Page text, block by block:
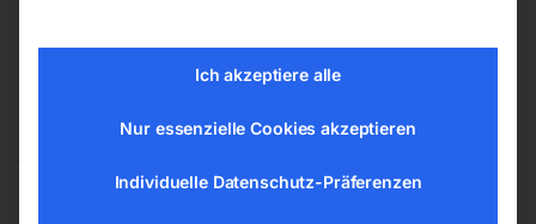
Ähnliche Produkte
Ich akzeptiere alle
Nur essenzielle Cookies akzeptieren
Individuelle Datenschutz-Präferenzen